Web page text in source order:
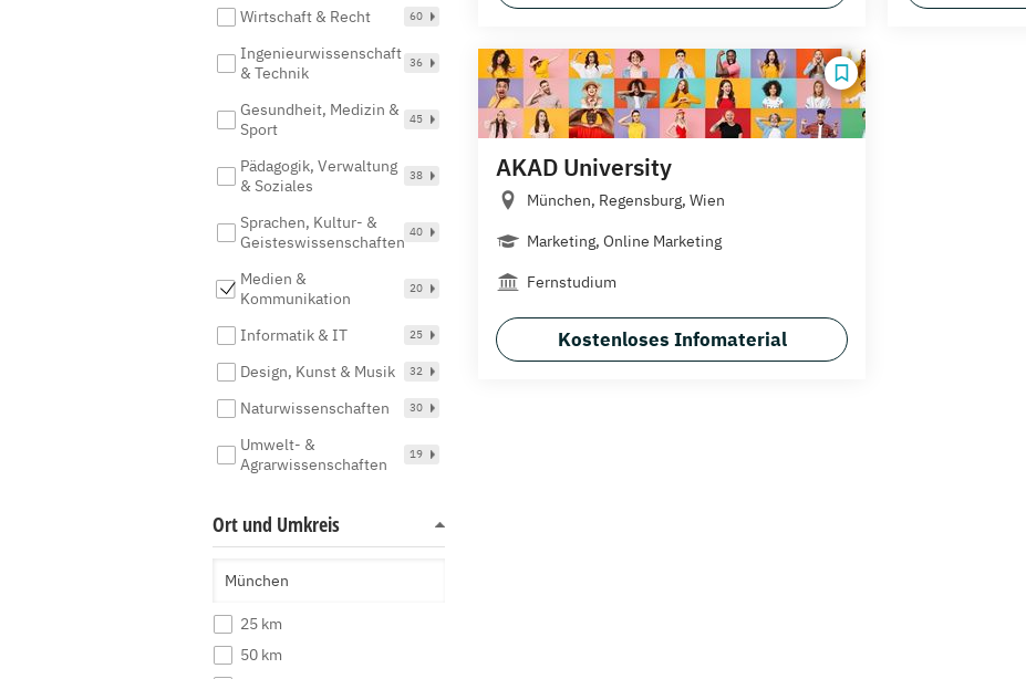
Wirtschaft & Recht 60
Ingenieurwissenschaft
& Technik
36
Gesundheit, Medizin &
Sport
45
Pädagogik, Verwaltung
& Soziales
38
Sprachen, Kultur- &
Geisteswissenschaften
40
Medien &
Kommunikation
20
Informatik & IT 25
Design, Kunst & Musik 32
Naturwissenschaften 30
Umwelt- &
Agrarwissenschaften
19
Ort und Umkreis
25 km
50 km
AKAD University
München, Regensburg, Wien
Marketing, Online Marketing
Fernstudium
Kostenloses Infomaterial